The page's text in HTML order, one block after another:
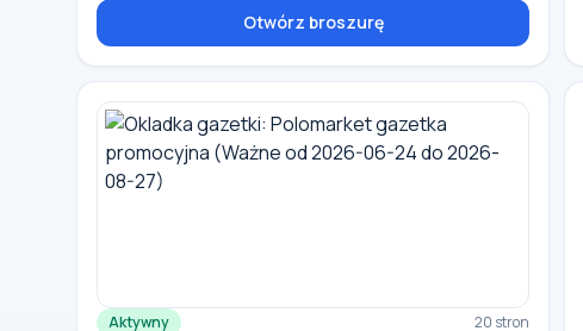
Otwórz broszurę
Aktywny 20 stron